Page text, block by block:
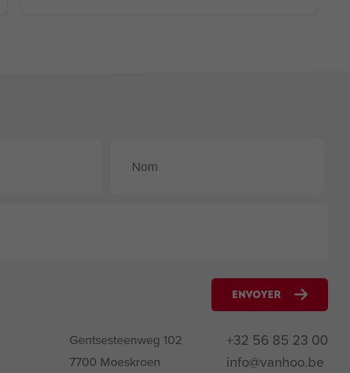
ENVOYER
Gentsesteenweg 102
7700 Moeskroen
+32 56 85 23 00
info@vanhoo.be